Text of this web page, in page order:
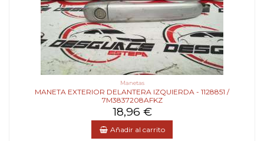
Manetas
MANETA EXTERIOR DELANTERA IZQUIERDA - 1128851 /
7M3837208AFKZ
18,96 €
Añadir al carrito